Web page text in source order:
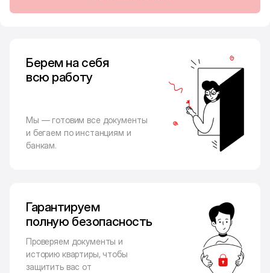
Берем на себя
всю работу
Мы — готовим все документы
и бегаем по инстанциям и
банкам.
Гарантируем
полную безопасность
Проверяем документы и
историю квартиры, чтобы
защитить вас от